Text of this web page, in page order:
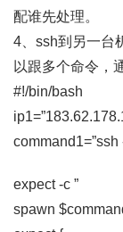
配谁先处理。
4、ssh到另一台
以跟多个命令，
#!/bin/bash
expect -c ”
spawn